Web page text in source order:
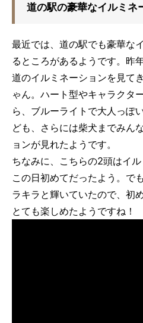
道の駅の豪華なイルミネ
最近では、道の駅でも豪華な
るところがあるようです。昨
道のイルミネーションを見て
ゃん。ハート型やキャラクタ
ら、ブルーライトで大人っぽ
ども、さらには柴犬までみん
ョンが見れたようです。
ちなみに、こちらの2頭はイ
この日初めてだったよう。で
ラキラと輝いていたので、初
とても楽しめたようですね！